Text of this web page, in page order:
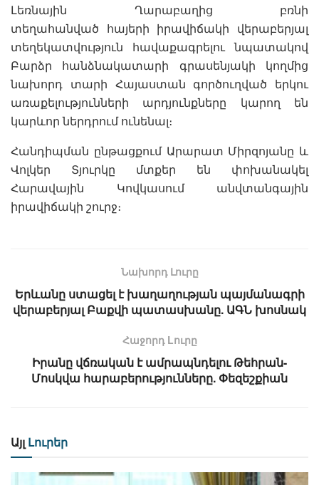
Լեռնային Ղարաբաղից բռնի
տեղահանված հայերի իրավիճակի վերաբերյալ
տեղեկատվություն հավաքագրելու նպատակով
Բարձր հանձնակատարի գրասենյակի կողմից
նախորդ տարի Հայաստան գործուղված երկու
առաքելությունների արդյունքները կարող են
կարևոր ներդրում ունենալ։
Հանդիպման ընթացքում Արարատ Միրզոյանը և
Վոլկեր Տյուրկը մտքեր են փոխանակել
Հարավային Կովկասում անվտանգային
իրավիճակի շուրջ։
Նախորդ Լուրը
Երևանը ստացել է խաղաղության պայմանագրի
վերաբերյալ Բաքվի պատասխանը. ԱԳՆ խոսնակ
Հաջորդ Lուրը
Իրանը վճռական է ամրապնդելու Թեհրան-
Մոսկվա հարաբերությունները. Փեզեշքիան
Այլ Լուրեր